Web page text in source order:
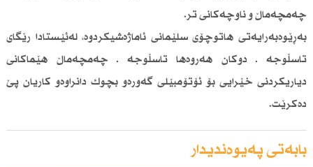
چەمچەماڵ و ناوچەكانی تر.
بەڕێوەبەرایەتی هاتوچۆی سلێمانی ئاماژەشیكردوە، لەئێستادا رێگای
تاسڵوجە ـ دوكان هەروەها تاسڵوجە ـ چەمچەماڵ هێماكانی
دیاریكردنی خێرایی بۆ ئۆتۆمبێلی گەورەو بچوك دانراوەو كاریان پێ
دەكرێت.
بابەتی پەیوەندیدار